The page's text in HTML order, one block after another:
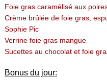
Foie gras caramélisé aux
Crème brûlée de foie gras,
Sophie Pic
Verrine foie gras mangue
Sucettes au chocolat et foie
Bonus du jour: